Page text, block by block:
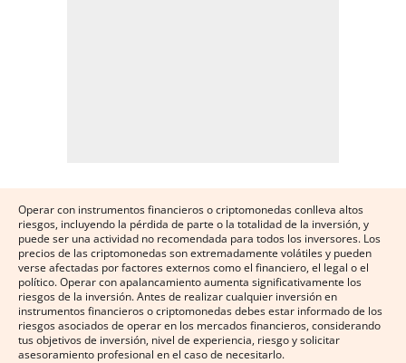
Operar con instrumentos financieros o criptomonedas conlleva altos
riesgos, incluyendo la pérdida de parte o la totalidad de la inversión, y
puede ser una actividad no recomendada para todos los inversores. Los
precios de las criptomonedas son extremadamente volátiles y pueden
verse afectadas por factores externos como el financiero, el legal o el
político. Operar con apalancamiento aumenta significativamente los
riesgos de la inversión. Antes de realizar cualquier inversión en
instrumentos financieros o criptomonedas debes estar informado de los
riesgos asociados de operar en los mercados financieros, considerando
tus objetivos de inversión, nivel de experiencia, riesgo y solicitar
asesoramiento profesional en el caso de necesitarlo.